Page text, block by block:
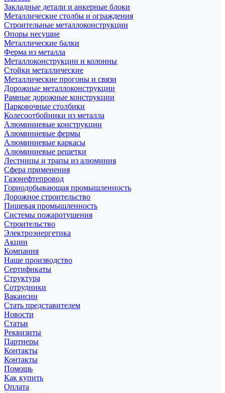
Закладные детали и анкерные блоки
Металлические столбы и ограждения
Строительные металлоконструкции
Опоры несущие
Металлические балки
Ферма из металла
Металлоконструкции и колонны
Стойки металлические
Металлические прогоны и связи
Дорожные металлоконструкции
Рамные дорожные конструкции
Парковочные столбики
Колесоотбойники из металла
Алюминиевые конструкции
Алюминиевые фермы
Алюминиевые каркасы
Алюминиевые решетки
Лестницы и трапы из алюминия
Сфера применения
Газонефтепровод
Горнодобывающая промышленность
Дорожное строительство
Пищевая промышленность
Системы пожаротушения
Строительство
Электроэнергетика
Акции
Компания
Наше производство
Сертификаты
Структура
Сотрудники
Вакансии
Стать представителем
Новости
Статьи
Реквизиты
Партнеры
Контакты
Контакты
Помощь
Как купить
Оплата